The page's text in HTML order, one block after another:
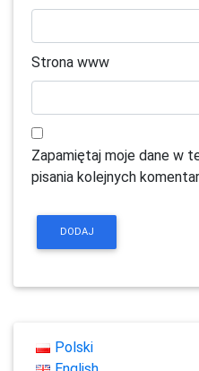
Strona www
Zapamiętaj moje dane w
pisania kolejnych
Polski